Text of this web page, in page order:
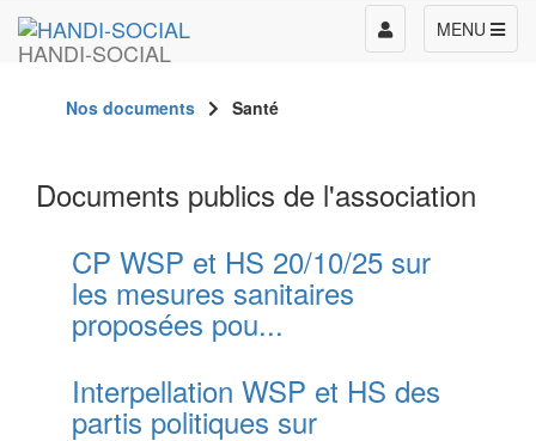
HANDI-SOCIAL
MENU
Toggle
navigation
Nos documents Santé
Documents publics de l'association
CP WSP et HS 20/10/25 sur
les mesures sanitaires
proposées pou...
Interpellation WSP et HS des
partis politiques sur